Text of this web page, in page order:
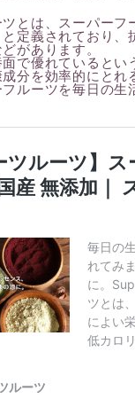
イン
とは、スーパー
定義されており
があります。
で優れていると
分を効率的にとれ
ルーツを毎日の